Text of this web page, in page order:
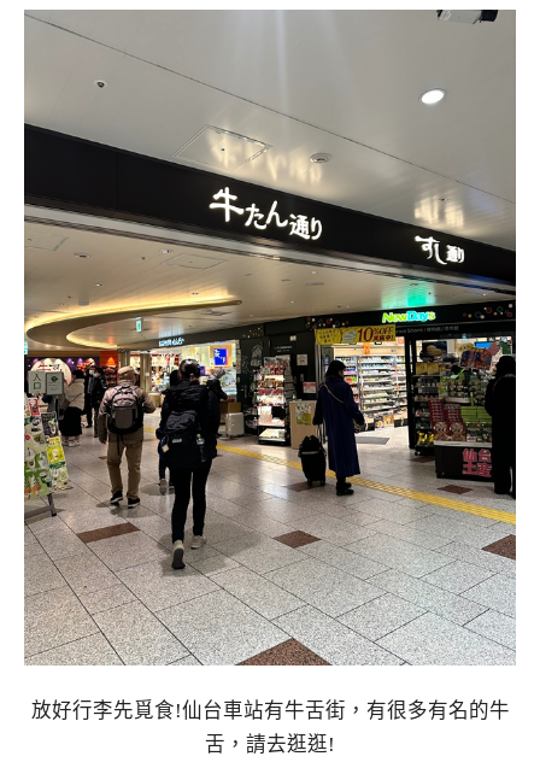
放好行李先覓食!仙台車站有牛舌街，有很多有名的牛
舌，請去逛逛!